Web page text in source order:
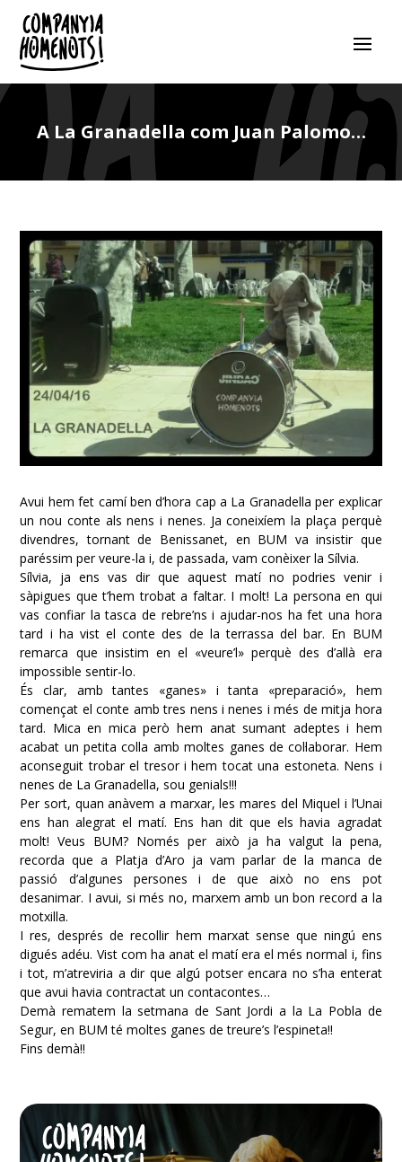
A La Granadella com Juan Palomo…
Avui hem fet camí ben d’hora cap a La Granadella per explicar
un nou conte als nens i nenes. Ja coneixíem la plaça perquè
divendres, tornant de Benissanet, en BUM va insistir que
paréssim per veure-la i, de passada, vam conèixer la Sílvia.
Sílvia, ja ens vas dir que aquest matí no podries venir i
sàpigues que t’hem trobat a faltar. I molt! La persona en qui
vas confiar la tasca de rebre’ns i ajudar-nos ha fet una hora
tard i ha vist el conte des de la terrassa del bar. En BUM
remarca que insistim en el «veure’l» perquè des d’allà era
impossible sentir-lo.
És clar, amb tantes «ganes» i tanta «preparació», hem
començat el conte amb tres nens i nenes i més de mitja hora
tard. Mica en mica però hem anat sumant adeptes i hem
acabat un petita colla amb moltes ganes de col·laborar. Hem
aconseguit trobar el tresor i hem tocat una estoneta. Nens i
nenes de La Granadella, sou genials!!!
Per sort, quan anàvem a marxar, les mares del Miquel i l’Unai
ens han alegrat el matí. Ens han dit que els havia agradat
molt! Veus BUM? Només per això ja ha valgut la pena,
recorda que a Platja d’Aro ja vam parlar de la manca de
passió d’algunes persones i de que això no ens pot
desanimar. I avui, si més no, marxem amb un bon record a la
motxilla.
I res, després de recollir hem marxat sense que ningú ens
digués adéu. Vist com ha anat el matí era el més normal i, fins
i tot, m’atreviria a dir que algú potser encara no s’ha enterat
que avui havia contractat un contacontes…
Demà rematem la setmana de Sant Jordi a la La Pobla de
Segur, en BUM té moltes ganes de treure’s l’espineta!!
Fins demà!!